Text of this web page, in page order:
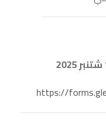
شتنبر 2025
https://